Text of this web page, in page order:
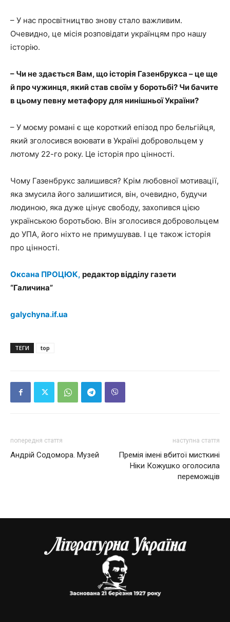
– У нас просвітництво знову стало важливим.
Очевидно, це місія розповідати українцям про нашу
історію.
– Чи не здається Вам, що історія Газенбрукса – це ще
й про чужинця, який став своїм у боротьбі? Чи бачите
в цьому певну метафору для нинішньої України?
– У моєму романі є ще короткий епізод про бельгійця,
який зголосився воювати в Україні добровольцем у
лютому 22-го року. Це історія про цінності.
Чому Газенбрукс залишився? Крім любовної мотивації,
яка змусила його залишитися, він, очевидно, будучи
людиною, яка дуже цінує свободу, захопився цією
українською боротьбою. Він зголосився добровольцем
до УПА, його ніхто не примушував. І це також історія
про цінності.
Оксана ПРОЦЮК, редактор відділу газети
“Галичина”
galychyna.if.ua
ТЕГИ top
попередня стаття
Андрій Содомора. Музей
наступна стаття
Премія імені вбитої мисткині
Ніки Кожушко оголосила
переможців